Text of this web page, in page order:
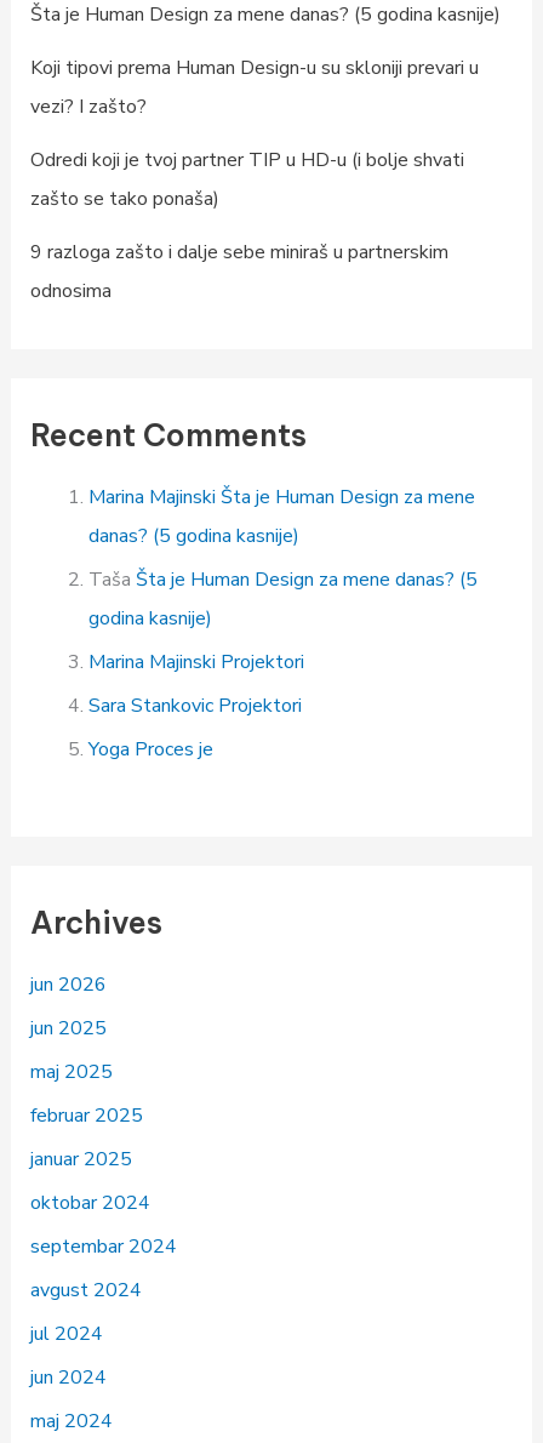
Šta je Human Design za mene danas? (5 godina kasnije)
Koji tipovi prema Human Design-u su skloniji prevari u
vezi? I zašto?
Odredi koji je tvoj partner TIP u HD-u (i bolje shvati
zašto se tako ponaša)
9 razloga zašto i dalje sebe miniraš u partnerskim
odnosima
Recent Comments
Marina Majinski Šta je Human Design za mene
danas? (5 godina kasnije)
Taša Šta je Human Design za mene danas? (5
godina kasnije)
Marina Majinski Projektori
Sara Stankovic Projektori
Yoga Proces je
Archives
jun 2026
jun 2025
maj 2025
februar 2025
januar 2025
oktobar 2024
septembar 2024
avgust 2024
jul 2024
jun 2024
maj 2024